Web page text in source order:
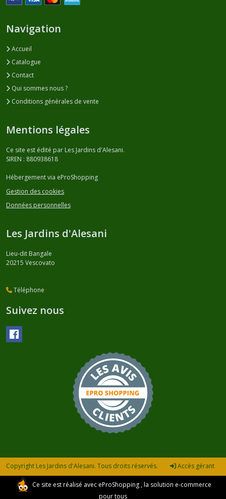
Navigation
Accueil
Catalogue
Contact
Qui sommes nous ?
Conditions générales de vente
Mentions légales
Ce site est édité par Les Jardins d'Alesani.
SIREN : 880938618
Hébergement via eProShopping
Gestion des cookies
Données personnelles
Les Jardins d'Alesani
Lieu-dit Bangale
20215 Vescovato
Téléphone
Suivez nous
Copyright Les Jardins d'Alesani. Tous droits réservés. Accès gérant
Ce site est réalisé avec eProShopping , la solution e-commerce
pour tous